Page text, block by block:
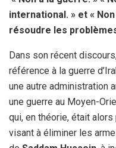
international. » et «
résoudre les
Dans son récent
référence à la guerre
une autre administration
une guerre au Moyen-
qui, en théorie, était
visant à éliminer les